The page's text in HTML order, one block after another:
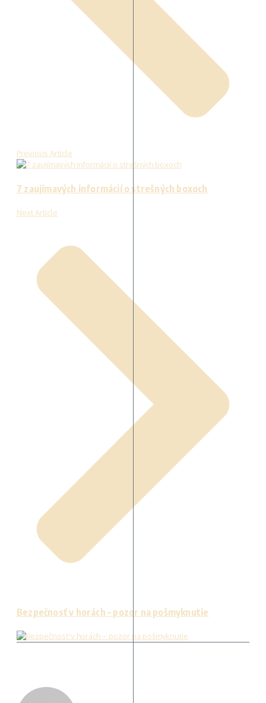
Previous Article
7 zaujímavých informácií o strešných boxoch
Next Article
Bezpečnosť v horách – pozor na pošmyknutie